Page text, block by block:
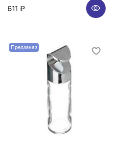
611 ₽
Предзаказ